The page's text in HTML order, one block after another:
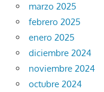
marzo 2025
febrero 2025
enero 2025
diciembre 2024
noviembre 2024
octubre 2024